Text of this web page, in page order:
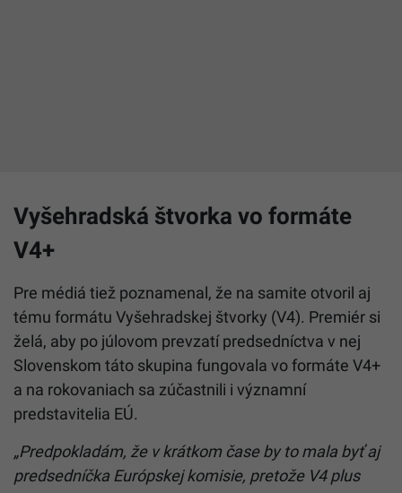
Vyšehradská štvorka vo formáte
V4+
Pre médiá tiež poznamenal, že na samite otvoril aj
tému formátu Vyšehradskej štvorky (V4). Premiér si
želá, aby po júlovom prevzatí predsedníctva v nej
Slovenskom táto skupina fungovala vo formáte V4+
a na rokovaniach sa zúčastnili i významní
predstavitelia EÚ.
„Predpokladám, že v krátkom čase by to mala byť aj
predsedníčka Európskej komisie, pretože V4 plus